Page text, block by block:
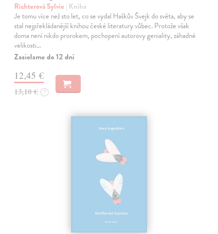
Richterová Sylvie | Kniha
Je tomu více než sto let, co se vydal Haškův Švejk do světa, aby se
stal nejpřekládanější knihou české literatury vůbec. Protože však
doma není nikdo prorokem, pochopení autorovy geniality, záhadné
velikosti…
Zasielame do 12 dní
12,45 €
13,10 € ?